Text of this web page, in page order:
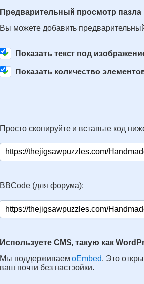
Предварительный просмотр пазла
Вы можете добавить
Показать текст под
Показать количество
Просто скопируйте и вставьте код
BBCode (для форума):
Используете CMS, такую как
Мы поддерживаем oEmbed. Это
ваш почти без настройки.